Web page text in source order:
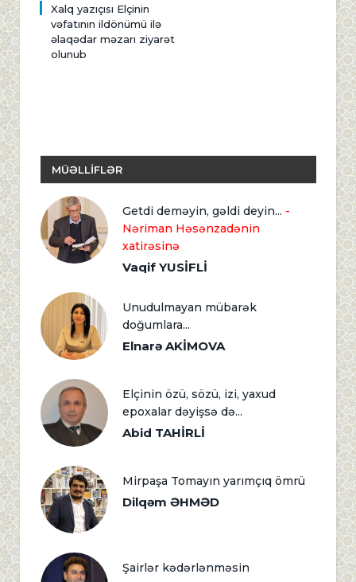
Xalq yazıçısı Elçinin
vəfatının ildönümü ilə
əlaqədar məzarı ziyarət
olunub
MÜƏLLİFLƏR
Getdi deməyin, gəldi deyin... -
Nəriman Həsənzadənin
xatirəsinə
Vaqif YUSİFLİ
Unudulmayan mübarək
doğumlara...
Elnarə AKİMOVA
Elçinin özü, sözü, izi, yaxud
epoxalar dəyişsə də...
Abid TAHİRLİ
Mirpaşa Tomayın yarımçıq ömrü
Dilqəm ƏHMƏD
Şairlər kədərlənməsin